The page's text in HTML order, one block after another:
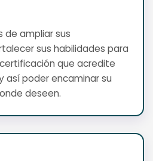
de ampliar sus
sus habilidades para
que acredite
así poder encaminar su
deseen.